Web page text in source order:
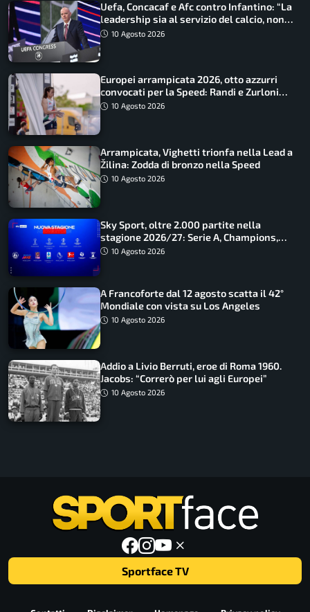
Uefa, Concacaf e Afc contro Infantino: “La
leadership sia al servizio del calcio, non
cerchi di dominarlo”
10 Agosto 2026
Europei arrampicata 2026, otto azzurri
convocati per la Speed: Randi e Zurloni
guidano l’Italia
10 Agosto 2026
Arrampicata, Vighetti trionfa nella Lead a
Žilina: Zodda di bronzo nella Speed
10 Agosto 2026
Sky Sport, oltre 2.000 partite nella
stagione 2026/27: Serie A, Champions,
Premier e tutte le novità
10 Agosto 2026
A Francoforte dal 12 agosto scatta il 42°
Mondiale con vista su Los Angeles
10 Agosto 2026
Addio a Livio Berruti, eroe di Roma 1960.
Jacobs: “Correrò per lui agli Europei”
10 Agosto 2026
Sportface TV